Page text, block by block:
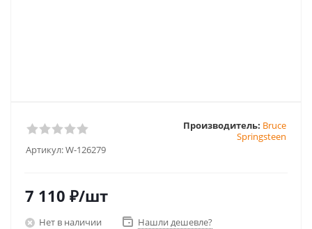
Артикул:W-126279
Производитель: Bruce
Springsteen
7 110 ₽/шт
Нет в наличии Нашли дешевле?